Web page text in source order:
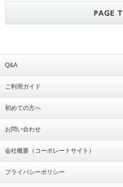
Q&A
ご利用ガイド
初めての方へ
お問い合わせ
会社概要（コーポレートサイト）
プライバシーポリシー